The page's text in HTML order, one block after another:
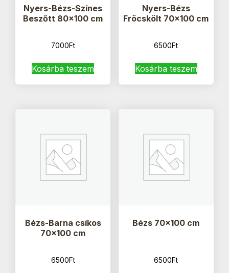
Nyers-Bézs-Színes
Beszőtt 80×100 cm
7000Ft
Kosárba teszem
Nyers-Bézs
Fröcskölt 70×100 cm
6500Ft
Kosárba teszem
Bézs-Barna csíkos
70×100 cm
6500Ft
Bézs 70×100 cm
6500Ft